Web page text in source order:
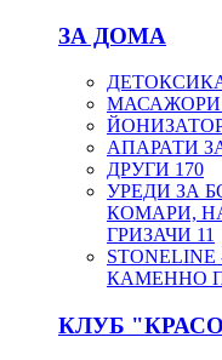
ЗА ДОМА
МАСАЖОРИ
АПАРАТИ
ДРУГИ 170
УРЕДИ ЗА
КОМАРИ,
ГРИЗАЧИ 11
КАМЕННО
КЛУБ